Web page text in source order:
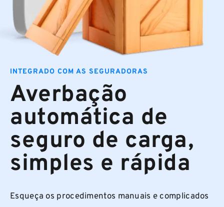
INTEGRADO COM AS SEGURADORAS
Averbação
automática de
seguro de carga,
simples e rápida
Esqueça os procedimentos manuais e complicados